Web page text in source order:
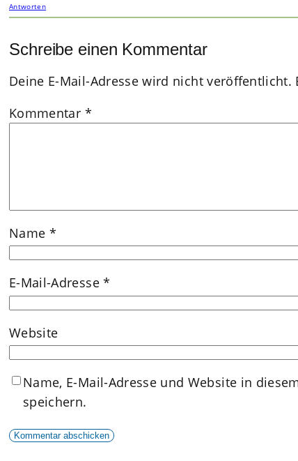
Antworten
Schreibe einen Kommentar
Deine E-Mail-Adresse wird nicht veröffentlicht.
Kommentar *
Name *
E-Mail-Adresse*
Website
Name, E-Mail-Adresse und Website in
speichern.